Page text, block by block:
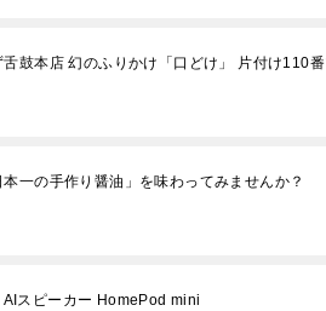
舌鼓本店 幻のふりかけ「口どけ」 片付け110
本一の手作り醤油」を味わってみませんか？
AIスピーカー HomePod mini